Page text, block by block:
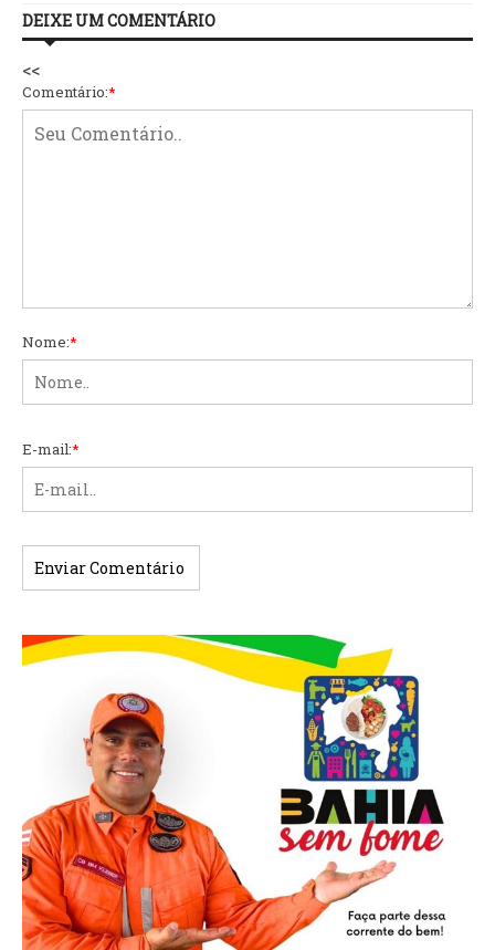
DEIXE UM COMENTÁRIO
<<
Comentário:*
Nome:*
E-mail:*